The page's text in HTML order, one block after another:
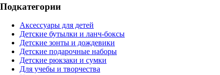
Подкатегории
Аксессуары для детей
Детские бутылки и ланч-боксы
Детские зонты и дождевики
Детские подарочные наборы
Детские рюкзаки и сумки
Для учебы и творчества